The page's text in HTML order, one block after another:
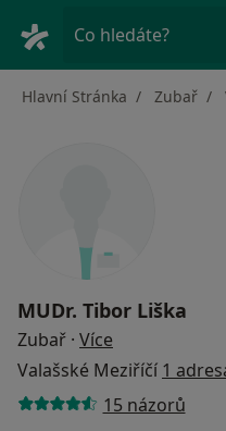
Co hledáte?
Hlavní Stránka Zubař
MUDr. Tibor Liška
Zubař · Více
Valašské Meziříčí 1
15 názorů